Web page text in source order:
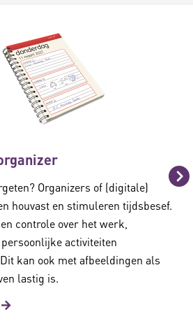
Organizers of (digitale)
houvast en stimuleren tijdsbesef.
controle over het werk,
activiteiten
kan ook met afbeeldingen als
lastig is.